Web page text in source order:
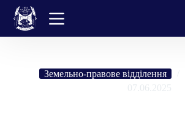
Перейти
вмісту
Земельно-правове відділення
07.06.2025